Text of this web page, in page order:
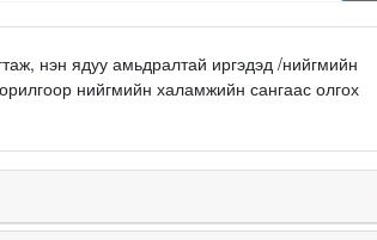
нэн ядуу амьдралтай иргэдэд /нийгмийн
нийгмийн халамжийн сангаас олгох